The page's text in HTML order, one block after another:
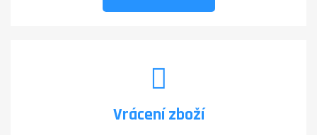
Vrácení zboží